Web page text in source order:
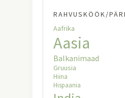
RAHVUSKÖÖK/
Aafrika
Aasia
Balkanimaad
Gruusia
Hiina
Hispaania